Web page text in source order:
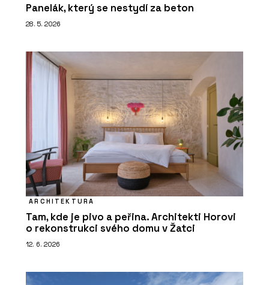
Panelák, který se nestydí za beton
28. 5. 2026
ARCHITEKTURA
Tam, kde je pivo a peřina. Architekti Horovi
o rekonstrukci svého domu v Žatci
12. 6. 2026